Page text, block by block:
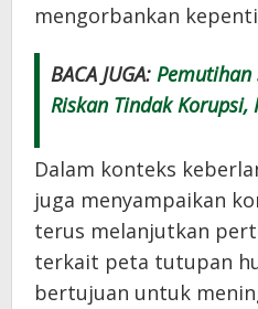
mengorbankan
BACA JUGA: Pemutihan
Riskan Tindak
Dalam konteks
juga menyampaikan
terus melanjutkan
terkait peta tutupan
bertujuan untuk